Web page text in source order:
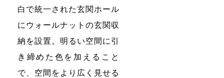
白で統一された玄関ホール
にウォールナットの玄関収
納を設置。明るい空間に引
き締めた色を加えること
で、空間をより広く見せる